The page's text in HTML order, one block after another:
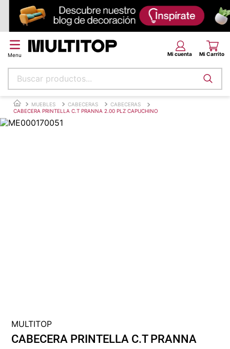
Buscar productos...
MUEBLES CABECERAS
CABECERAS
CABECERA PRINTELLA C.T PRANNA 2.00 PLZ CAPUCHINO
MULTITOP
CABECERA PRINTELLA C.T PRANNA
Términos más buscados
papel tapiz